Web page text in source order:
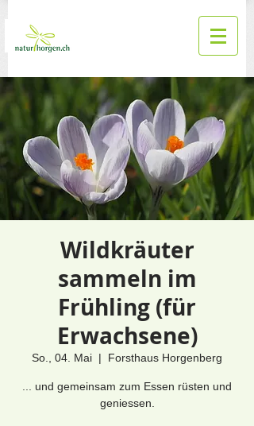
Wildkräuter
sammeln im
Frühling (für
Erwachsene)
So., 04. Mai
  |
Forsthaus Horgenberg
... und gemeinsam zum Essen rüsten und
geniessen.